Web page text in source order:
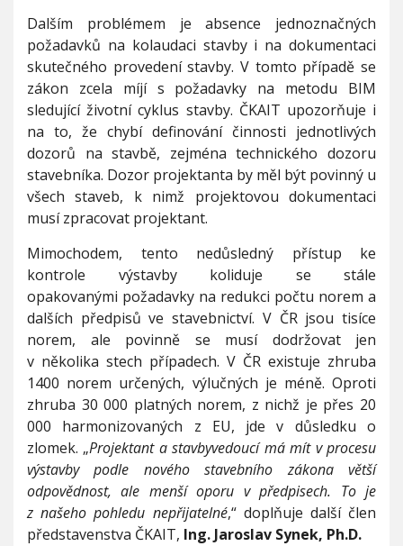
Dalším problémem je absence jednoznačných
požadavků na kolaudaci stavby i na dokumentaci
skutečného provedení stavby. V tomto případě se
zákon zcela míjí s požadavky na metodu BIM
sledující životní cyklus stavby. ČKAIT upozorňuje i
na to, že chybí definování činnosti jednotlivých
dozorů na stavbě, zejména technického dozoru
stavebníka. Dozor projektanta by měl být povinný u
všech staveb, k nimž projektovou dokumentaci
musí zpracovat projektant.
Mimochodem, tento nedůsledný přístup ke
kontrole výstavby koliduje se stále
opakovanými požadavky na redukci počtu norem a
dalších předpisů ve stavebnictví. V ČR jsou tisíce
norem, ale povinně se musí dodržovat jen
v několika stech případech. V ČR existuje zhruba
1400 norem určených, výlučných je méně. Oproti
zhruba 30 000 platných norem, z nichž je přes 20
000 harmonizovaných z EU, jde v důsledku o
zlomek. „Projektant a stavbyvedoucí má mít v procesu
výstavby podle nového stavebního zákona větší
odpovědnost, ale menší oporu v předpisech. To je
z našeho pohledu nepřijatelné,“ doplňuje další člen
představenstva ČKAIT, Ing. Jaroslav Synek, Ph.D.